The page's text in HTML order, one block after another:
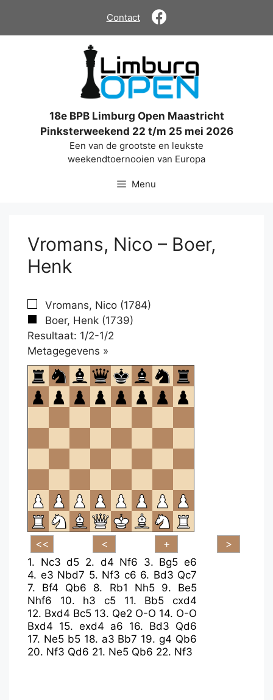
de
Contact
18e BPB Limburg Open Maastricht
Pinksterweekend 22 t/m 25 mei 2026
Een van de grootste en leukste
weekendtoernooien van Europa
Menu
Vromans, Nico – Boer,
Henk
Vromans, Nico (1784)
Boer, Henk (1739)
Resultaat: 1/2-1/2
Metagegevens »
om
te
openen.
1. Nc3 d5 2. d4 Nf6 3. Bg5 e6
4. e3 Nbd7 5. Nf3 c6 6. Bd3 Qc7
7. Bf4 Qb6 8. Rb1 Nh5 9. Be5
Nhf6
10. h3 c5 11. Bb5
cxd4
12. Bxd4 Bc5 13. Qe2 O-O 14. O-O
Bxd4 15. exd4 a6 16. Bd3 Qd6
17. Ne5 b5 18. a3 Bb7 19.g4 Qb6
20. Nf3 Qd6 21. Ne5 Qb6 22. Nf3